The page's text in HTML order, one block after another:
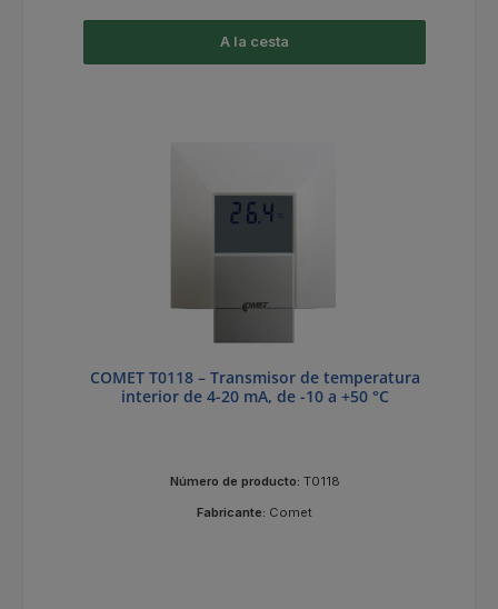
A la cesta
COMET T0118 – Transmisor de temperatura
interior de 4-20 mA, de -10 a +50 °C
Número de producto: T0118
Fabricante: Comet